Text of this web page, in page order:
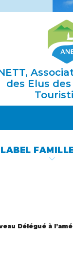
des Elus
LABEL
Délégué à